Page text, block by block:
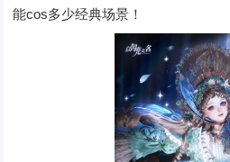
能cos多少经典场景！